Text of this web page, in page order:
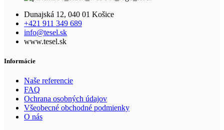
Dunajská 12, 040 01 Košice
+421 911 349 689
info@tesel.sk
www.tesel.sk
Informácie
Naše referencie
FAQ
Ochrana osobných údajov
Všeobecné obchodné podmienky
O nás